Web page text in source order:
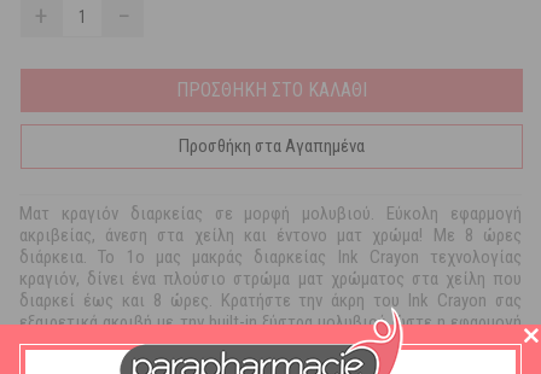
+ −
ΠΡΟΣΘΗΚΗ ΣΤΟ ΚΑΛΑΘΙ
Προσθήκη στα Αγαπημένα
Ματ κραγιόν διαρκείας σε μορφή μολυβιού. Εύκολη εφαρμογή
ακριβείας, άνεση στα χείλη και έντονο ματ χρώμα! Με 8 ώρες
διάρκεια. Το 1ο μας μακράς διαρκείας Ink Crayon τεχνολογίας
κραγιόν, δίνει ένα πλούσιο στρώμα ματ χρώματος στα χείλη που
διαρκεί έως και 8 ώρες. Κρατήστε την άκρη του Ink Crayon σας
εξαιρετικά ακριβή με την built-in ξύστρα μολυβιού ώστε η εφαρμογή
να είναι πάντα το ίδιο εύκολη.